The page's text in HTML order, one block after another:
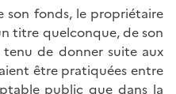
son fonds, le propriétaire
titre quelconque, de son
de donner suite aux
être pratiquées entre
public que dans la